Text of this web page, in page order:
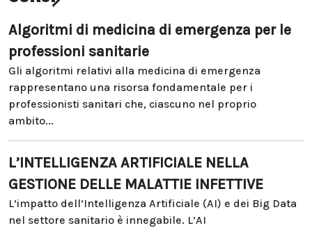
Algoritmi di medicina di emergenza per le
professioni sanitarie
Gli algoritmi relativi alla medicina di emergenza
rappresentano una risorsa fondamentale per i
professionisti sanitari che, ciascuno nel proprio
ambito...
L’INTELLIGENZA ARTIFICIALE NELLA
GESTIONE DELLE MALATTIE INFETTIVE
L’impatto dell’Intelligenza Artificiale (AI) e dei Big Data
nel settore sanitario è innegabile. L’AI